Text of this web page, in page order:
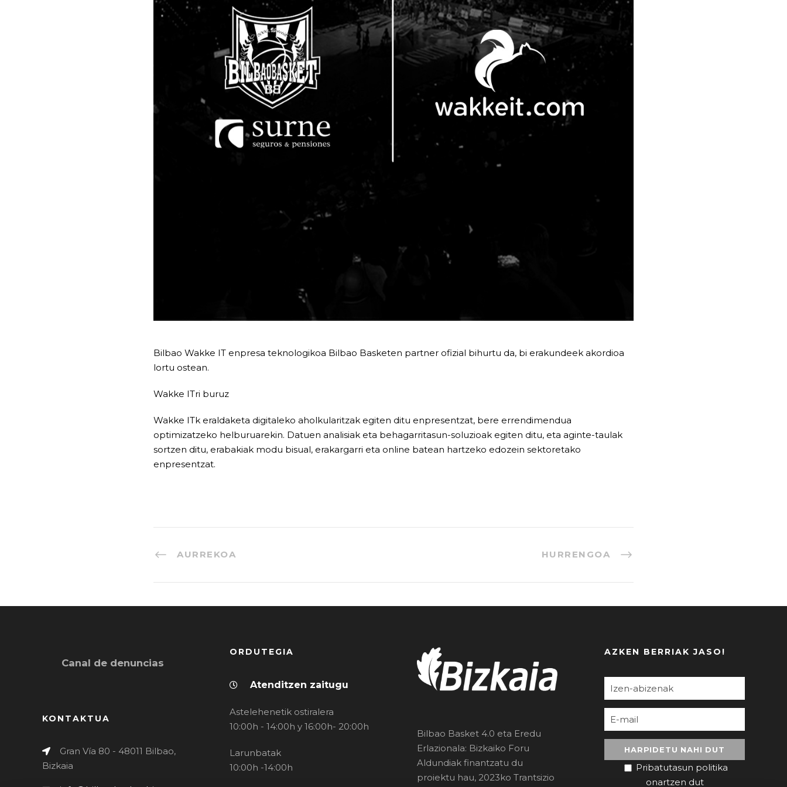
Bilbao Wakke IT enpresa teknologikoa Bilbao Basketen partner ofizial bihurtu da, bi erakundeek akordioa
lortu ostean.
Wakke ITri buruz
Wakke ITk eraldaketa digitaleko aholkularitzak egiten ditu enpresentzat, bere errendimendua
optimizatzeko helburuarekin. Datuen analisiak eta behagarritasun-soluzioak egiten ditu, eta aginte-taulak
sortzen ditu, erabakiak modu bisual, erakargarri eta online batean hartzeko edozein sektoretako
enpresentzat.
AURREKOA HURRENGOA
Canal de denuncias
KONTAKTUA
Gran Vía 80 - 48011 Bilbao,
Bizkaia
ORDUTEGIA
Atenditzen zaitugu
Astelehenetik ostiralera
10:00h - 14:00h y 16:00h- 20:00h
Larunbatak
10:00h -14:00h
Bilbao Basket 4.0 eta Eredu
Erlazionala: Bizkaiko Foru
Aldundiak finantzatu du
proiektu hau, 2023ko Trantsizio
AZKEN BERRIAK JASO!
Pribatutasun politika
onartzen dut